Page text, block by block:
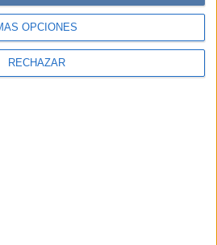
OPCIONES
RECHAZAR